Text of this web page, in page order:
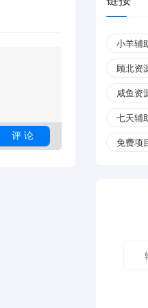
小羊辅
顾北资
咸鱼资
七天辅
免费项